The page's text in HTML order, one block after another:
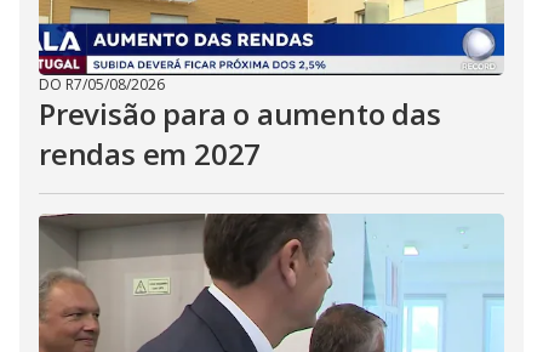
DO R7/05/08/2026
Previsão para o aumento das
rendas em 2027